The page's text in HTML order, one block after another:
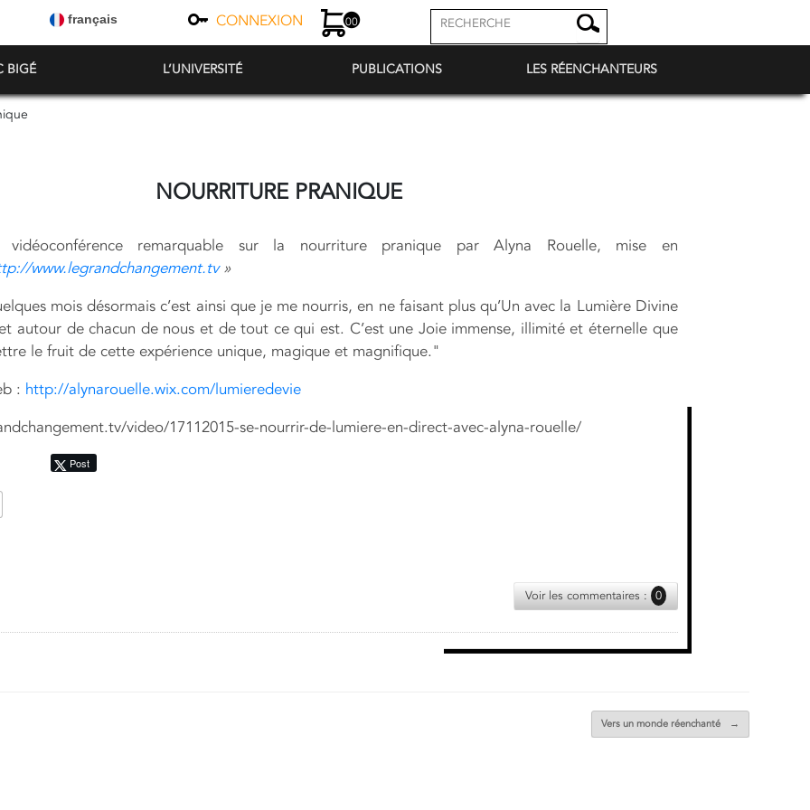
français CONNEXION 00
BIGÉ L’UNIVERSITÉ PUBLICATIONS LES RÉENCHANTEURS
NOURRITURE PRANIQUE
vidéoconférence remarquable sur la nourriture pranique par Alyna Rouelle, mise en
www.legrandchangement.tv»
mois désormais c’est ainsi que je me nourris, en ne faisant plus qu’Un avec la Lumière Divine
autour de chacun de nous et de tout ce qui est. C’est une Joie immense, illimité et éternelle que
le fruit de cette expérience unique, magique et magnifique."
: http://alynarouelle.wix.com/lumieredevie
video/17112015-se-nourrir-de-lumiere-en-direct-avec-alyna-rouelle/
Post
Voir les commentaires : 0
Vers un monde réenchanté →